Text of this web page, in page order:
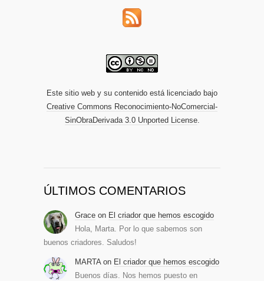
Este sitio web y su contenido está licenciado bajo
Creative Commons Reconocimiento-NoComercial-
SinObraDerivada 3.0 Unported License.
ÚLTIMOS COMENTARIOS
Grace on El criador que hemos escogido
Hola, Marta. Por lo que sabemos son
buenos criadores. Saludos!
MARTA on El criador que hemos escogido
Buenos días. Nos hemos puesto en